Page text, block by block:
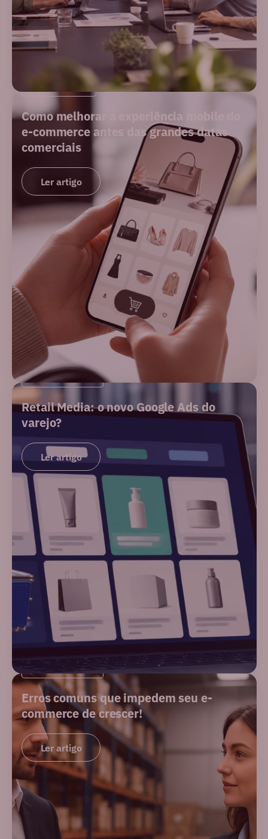
Como melhorar a experiência mobile do
e-commerce antes das grandes datas
comerciais
Ler artigo
PERFORMANCE
Retail Media: o novo Google Ads do
varejo?
Ler artigo
PERFORMANCE
Erros comuns que impedem seu e-
commerce de crescer!
Ler artigo